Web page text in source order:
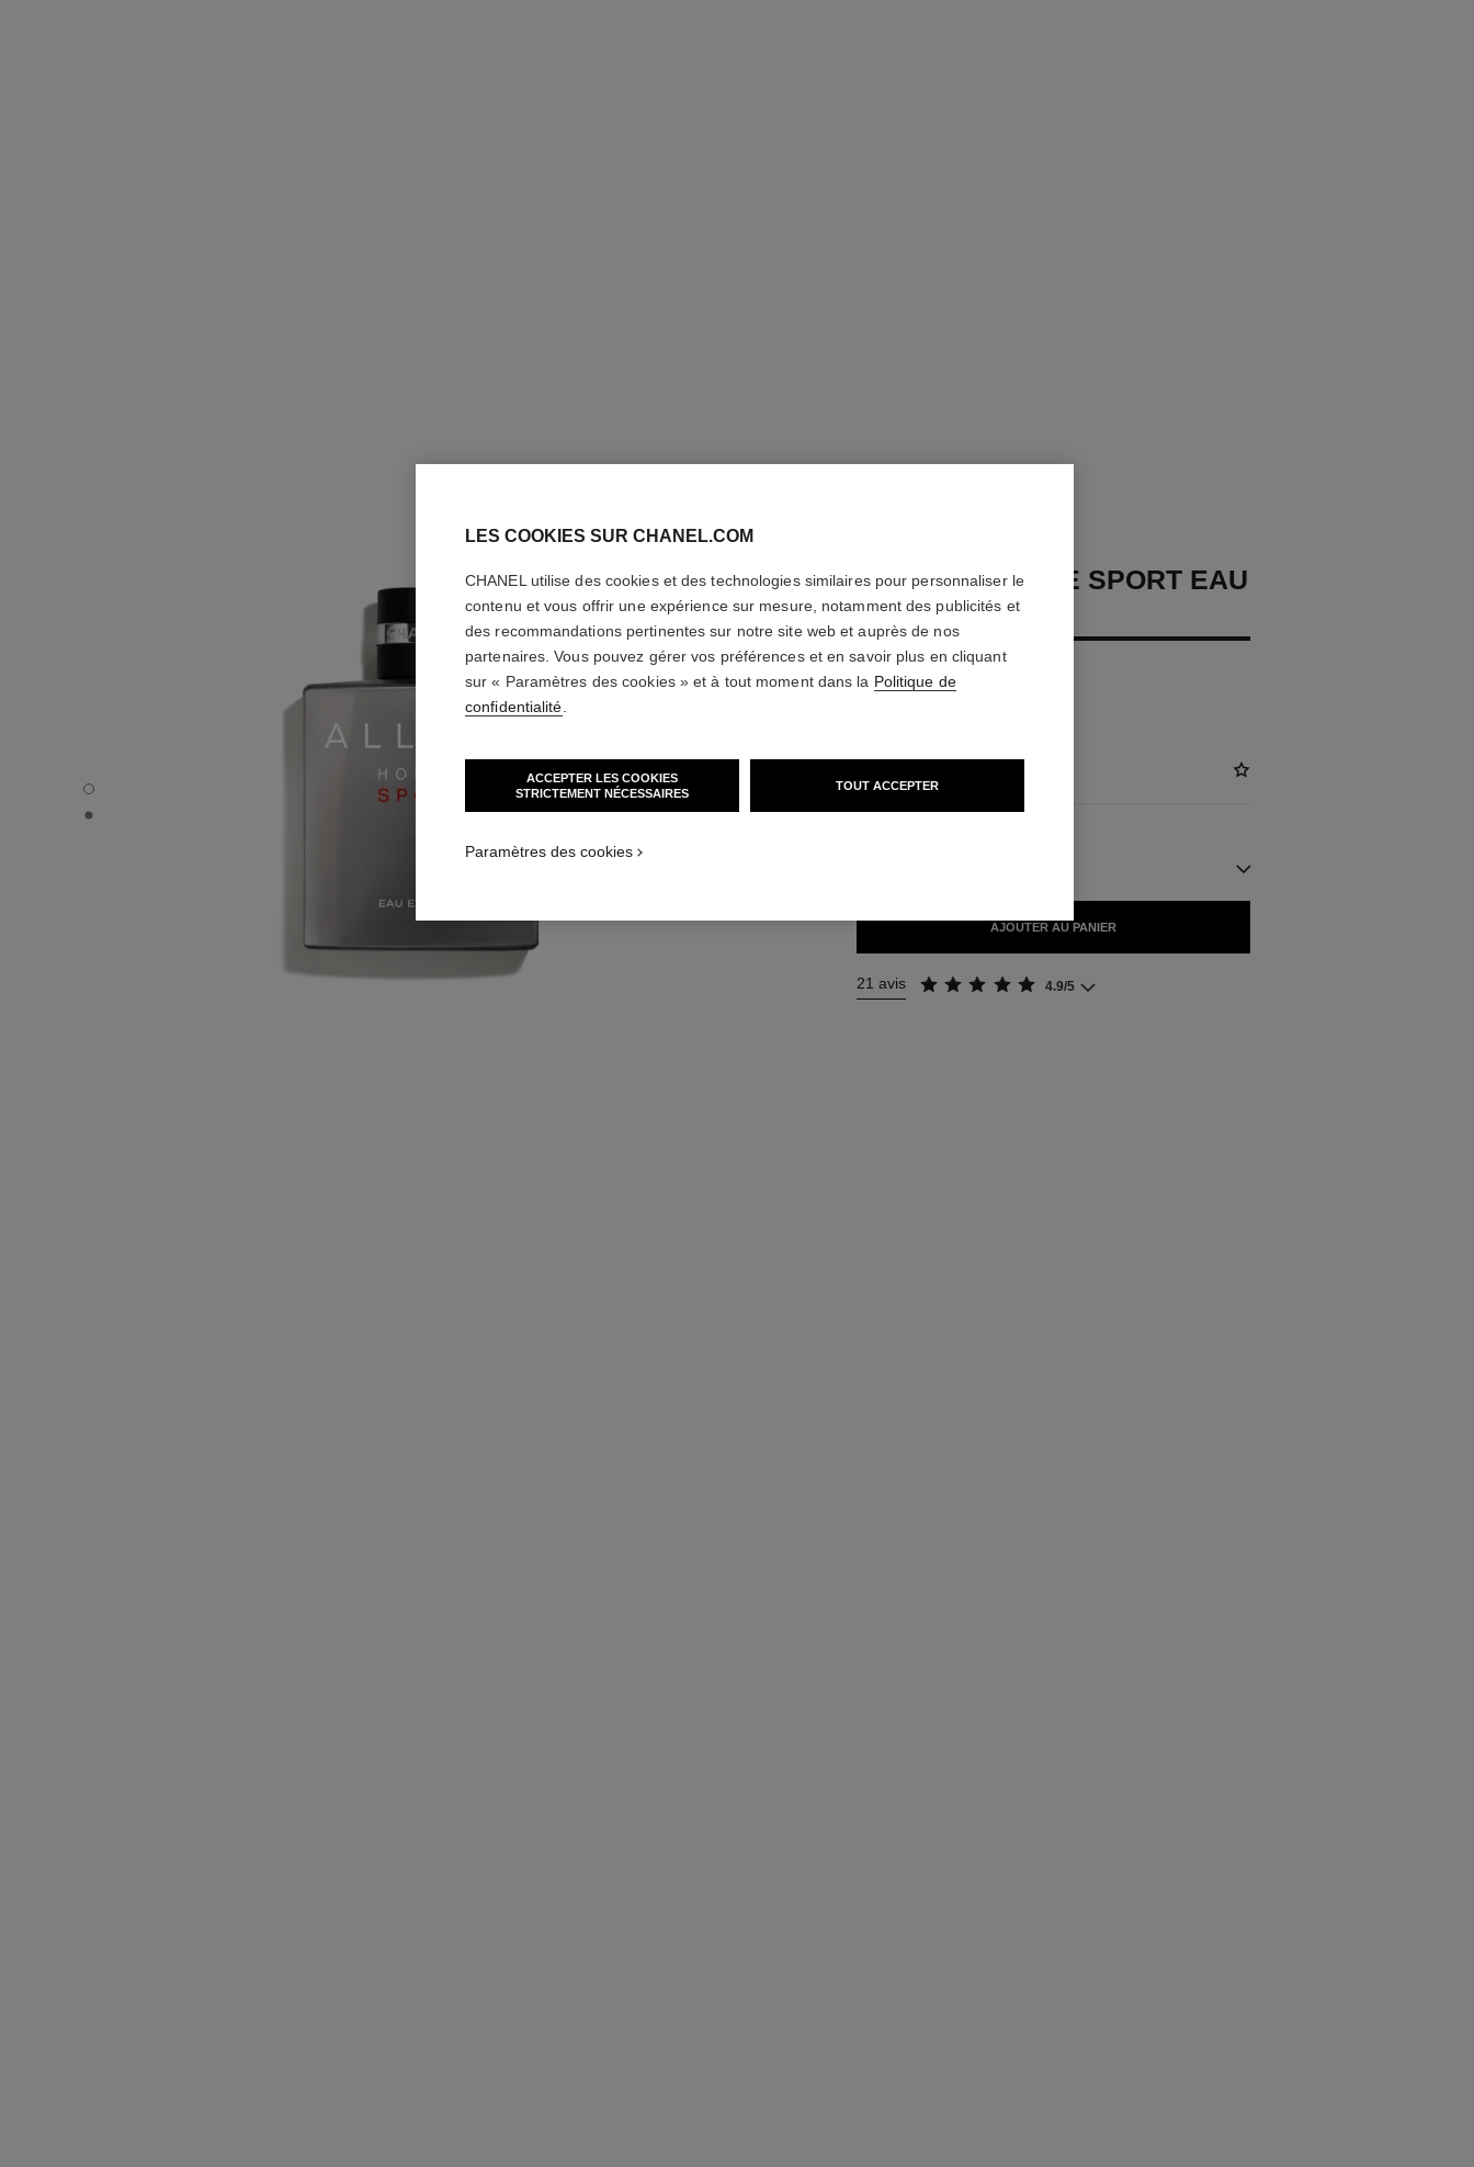
ALLURE HOMME SPORT EAU EXTRÊME - Vue par défaut
ALLURE HOMME SPORT EAU EXTRÊME - Vue alternative 1
ALLURE HOMME SPORT EAU
EXTRÊME
Eau de Parfum Vaporisateur
En savoir plus
AJOUTER AU PANIER
21 avis 4.9/5
LES COOKIES SUR CHANEL.COM
CHANEL utilise des cookies et des technologies similaires pour personnaliser le
contenu et vous offrir une expérience sur mesure, notamment des publicités et
des recommandations pertinentes sur notre site web et auprès de nos
partenaires. Vous pouvez gérer vos préférences et en savoir plus en cliquant
sur « Paramètres des cookies » et à tout moment dans la Politique de
confidentialité
ACCEPTER LES COOKIES
STRICTEMENT NÉCESSAIRES
TOUT ACCEPTER
Paramètres des cookies